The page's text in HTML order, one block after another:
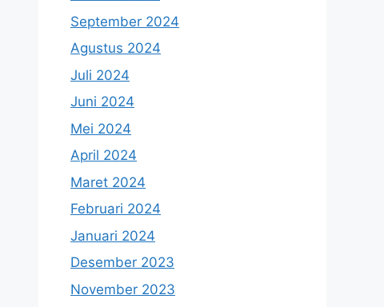
September 2024
Agustus 2024
Juli 2024
Juni 2024
Mei 2024
April 2024
Maret 2024
Februari 2024
Januari 2024
Desember 2023
November 2023